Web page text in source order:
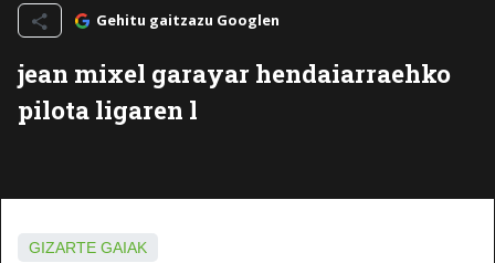
Gehitu gaitzazu Googlen
jean mixel garayar hendaiarraehko
pilota ligaren l
GIZARTE GAIAK